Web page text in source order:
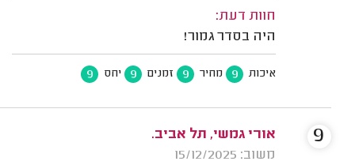
חוות דעת:
היה בסדר גמור!
איכות 9 מחיר 9 זמנים 9 יחס 9
אורי גמשי, תל אביב.
משוב: 15/12/2025
9